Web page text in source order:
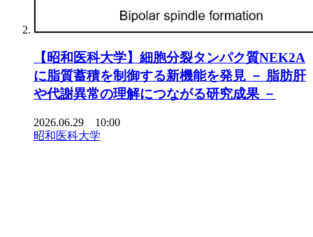
【昭和医科大学】細胞分裂タンパク質NEK2A
に脂質蓄積を制御する新機能を発見 － 脂肪肝
や代謝異常の理解につながる研究成果 －
2026.06.29 10:00
昭和医科大学